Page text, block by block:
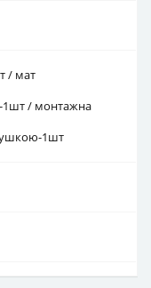
/ мат
1шт / монтажна
1шт